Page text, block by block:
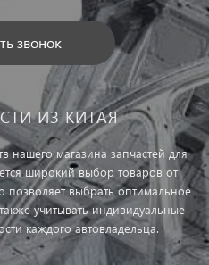
звонок
ИЗ КИТАЯ
нашего магазина запчастей для
широкий выбор товаров от
позволяет выбрать оптимальное
учитывать индивидуальные
каждого автовладельца.